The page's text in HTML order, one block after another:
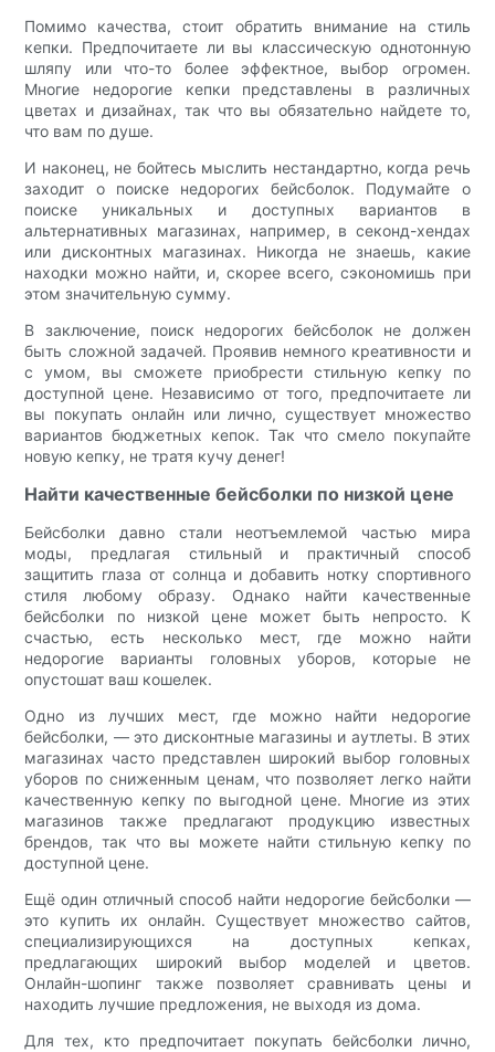
Помимо качества, стоит обратить внимание на стиль
кепки. Предпочитаете ли вы классическую однотонную
шляпу или что-то более эффектное, выбор огромен.
Многие недорогие кепки представлены в различных
цветах и ​​дизайнах, так что вы обязательно найдете то,
что вам по душе.
И наконец, не бойтесь мыслить нестандартно, когда речь
заходит о поиске недорогих бейсболок. Подумайте о
поиске уникальных и доступных вариантов в
альтернативных магазинах, например, в секонд-хендах
или дисконтных магазинах. Никогда не знаешь, какие
находки можно найти, и, скорее всего, сэкономишь при
этом значительную сумму.
В заключение, поиск недорогих бейсболок не должен
быть сложной задачей. Проявив немного креативности и
с умом, вы сможете приобрести стильную кепку по
доступной цене. Независимо от того, предпочитаете ли
вы покупать онлайн или лично, существует множество
вариантов бюджетных кепок. Так что смело покупайте
новую кепку, не тратя кучу денег!
Найти качественные бейсболки по низкой цене
Бейсболки давно стали неотъемлемой частью мира
моды, предлагая стильный и практичный способ
защитить глаза от солнца и добавить нотку спортивного
стиля любому образу. Однако найти качественные
бейсболки по низкой цене может быть непросто. К
счастью, есть несколько мест, где можно найти
недорогие варианты головных уборов, которые не
опустошат ваш кошелек.
Одно из лучших мест, где можно найти недорогие
бейсболки, — это дисконтные магазины и аутлеты. В этих
магазинах часто представлен широкий выбор головных
уборов по сниженным ценам, что позволяет легко найти
качественную кепку по выгодной цене. Многие из этих
магазинов также предлагают продукцию известных
брендов, так что вы можете найти стильную кепку по
доступной цене.
Ещё один отличный способ найти недорогие бейсболки —
это купить их онлайн. Существует множество сайтов,
специализирующихся на доступных кепках,
предлагающих широкий выбор моделей и цветов.
Онлайн-шопинг также позволяет сравнивать цены и
находить лучшие предложения, не выходя из дома.
Для тех, кто предпочитает покупать бейсболки лично,